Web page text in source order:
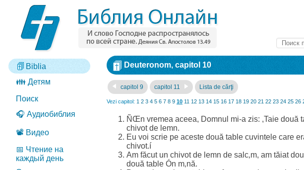
Biblia
👪 Детям
Поиск
🎧 Аудиобиблия
📽️ Видео
📅 Чтение на
каждый день
Deuteronom, capitol 10
capitol 9 capitol 11 Lista de cărţi
Vezi capitol: 1 2 3 4 5 6 7 8 9 10 11 12 13 14 15 16 17 18 19 20 21 22 23 24 25 26
ÑŒn vremea aceea, Domnul mi-a zis: ,Taie două
chivot de lemn.
Eu voi scrie pe aceste două table cuvintele care
chivot.í
Am făcut un chivot de lemn de salc‚m, am tăiat
două table Ón m‚nă.